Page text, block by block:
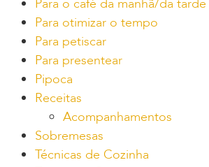
Para o café da manhã/da tarde
Para otimizar o tempo
Para petiscar
Para presentear
Pipoca
Receitas
Acompanhamentos
Sobremesas
Técnicas de Cozinha